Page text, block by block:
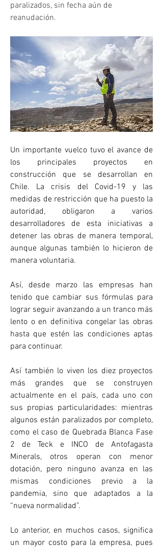
paralizados, sin fecha aún de
reanudación.
Un importante vuelco tuvo el avance de
los principales proyectos en
construcción que se desarrollan en
Chile. La crisis del Covid-19 y las
medidas de restricción que ha puesto la
autoridad, obligaron a varios
desarrolladores de esta iniciativas a
detener las obras de manera temporal,
aunque algunas también lo hicieron de
manera voluntaria.
Así, desde marzo las empresas han
tenido que cambiar sus fórmulas para
lograr seguir avanzando a un tranco más
lento o en definitiva congelar las obras
hasta que estén las condiciones aptas
para continuar.
Así también lo viven los diez proyectos
más grandes que se construyen
actualmente en el país, cada uno con
sus propias particularidades: mientras
algunos están paralizados por completo,
como el caso de Quebrada Blanca Fase
2 de Teck e INCO de Antofagasta
Minerals, otros operan con menor
dotación, pero ninguno avanza en las
mismas condiciones previo a la
pandemia, sino que adaptados a la
“nueva normalidad”.
Lo anterior, en muchos casos, significa
un mayor costo para la empresa, pues